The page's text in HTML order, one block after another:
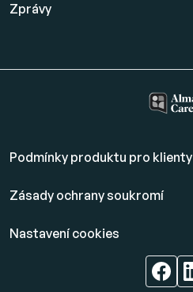
Zprávy
Podmínky produktu pro klienty
Zásady ochrany soukromí
Nastavení cookies